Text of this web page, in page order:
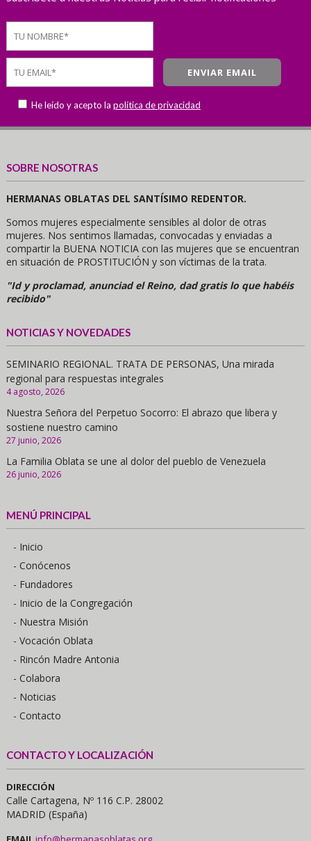
He leído y acepto la política de privacidad
SOBRE NOSOTRAS
HERMANAS OBLATAS DEL SANTÍSIMO REDENTOR.
Somos mujeres especialmente sensibles al dolor de otras
mujeres. Nos sentimos llamadas, convocadas y enviadas a
compartir la BUENA NOTICIA con las mujeres que se encuentran
en situación de PROSTITUCIÓN y son víctimas de la trata.
"Id y proclamad, anunciad el Reino, dad gratis lo que habéis
recibido"
NOTICIAS Y NOVEDADES
SEMINARIO REGIONAL. TRATA DE PERSONAS, Una mirada
regional para respuestas integrales
4 agosto, 2026
Nuestra Señora del Perpetuo Socorro: El abrazo que libera y
sostiene nuestro camino
27 junio, 2026
La Familia Oblata se une al dolor del pueblo de Venezuela
26 junio, 2026
MENÚ PRINCIPAL
- Inicio
- Conócenos
- Fundadores
- Inicio de la Congregación
- Nuestra Misión
- Vocación Oblata
- Rincón Madre Antonia
- Colabora
- Noticias
- Contacto
CONTACTO Y LOCALIZACIÓN
DIRECCIÓN
Calle Cartagena, Nº 116 C.P. 28002
MADRID (España)